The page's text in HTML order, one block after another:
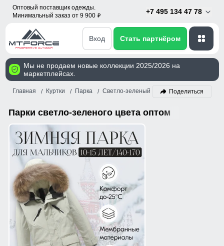
Оптовый поставщик одежды.
Минимальный заказ от 9 900 p
+7 495 134 47 78
Вход Стать партнёром
Мы не продаем новые коллекции 2025/2026 на
маркетплейсах.
Главная Куртки Парка Светло-зеленый Поделиться
Парки светло-зеленого цвета оптом